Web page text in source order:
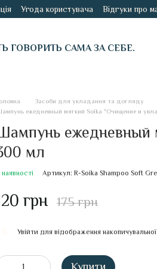
Угода користувача Відгуки про
ГОВОРИТЬ САМА ЗА СЕБЕ.
Засоби для укладання та догляду
ежедневный мягкий Soika "Очищение и
ежедневный
мл
Артикул: R-Soika Shampoo Soft
грн 175 грн
Увійти для відображення
Купити